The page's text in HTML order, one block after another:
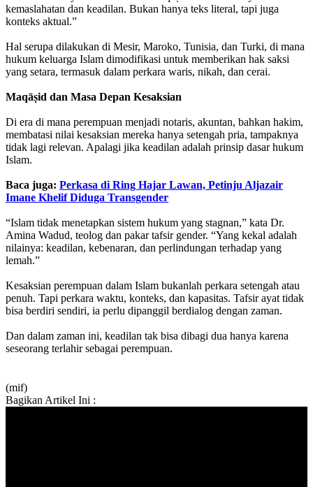
kemaslahatan dan keadilan. Bukan hanya teks literal, tapi juga
konteks aktual.”
Hal serupa dilakukan di Mesir, Maroko, Tunisia, dan Turki, di mana
hukum keluarga Islam dimodifikasi untuk memberikan hak saksi
yang setara, termasuk dalam perkara waris, nikah, dan cerai.
Maqāṣid dan Masa Depan Kesaksian
Di era di mana perempuan menjadi notaris, akuntan, bahkan hakim,
membatasi nilai kesaksian mereka hanya setengah pria, tampaknya
tidak lagi relevan. Apalagi jika keadilan adalah prinsip dasar hukum
Islam.
Baca juga: Perkasa di Ring Hajar Lawan, Petinju Aljazair
Imane Khelif Diduga Transgender
“Islam tidak menetapkan sistem hukum yang stagnan,” kata Dr.
Amina Wadud, teolog dan pakar tafsir gender. “Yang kekal adalah
nilainya: keadilan, kebenaran, dan perlindungan terhadap yang
lemah.”
Kesaksian perempuan dalam Islam bukanlah perkara setengah atau
penuh. Tapi perkara waktu, konteks, dan kapasitas. Tafsir ayat tidak
bisa berdiri sendiri, ia perlu dipanggil berdialog dengan zaman.
Dan dalam zaman ini, keadilan tak bisa dibagi dua hanya karena
seseorang terlahir sebagai perempuan.
(mif)
Bagikan Artikel Ini :